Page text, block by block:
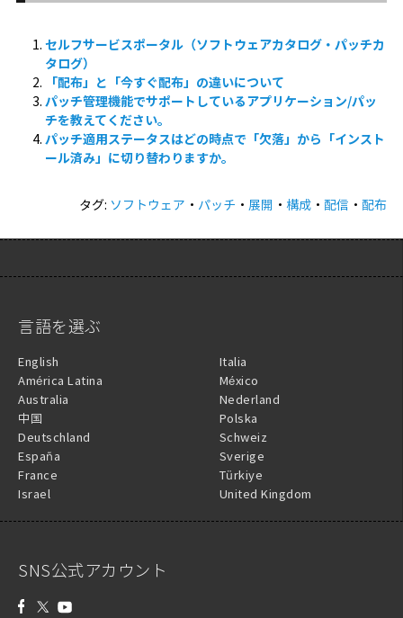
セルフサービスポータル（ソフトウェアカタログ・パッチカ
タログ）
「配布」と「今すぐ配布」の違いについて
パッチ管理機能でサポートしているアプリケーション/パッ
チを教えてください。
パッチ適用ステータスはどの時点で「欠落」から「インスト
ール済み」に切り替わりますか。
タグ: ソフトウェア ・ パッチ ・ 展開 ・構成 ・配信 ・配布
言語を選ぶ
English
América Latina
Australia
中国
Deutschland
España
France
Israel
Italia
México
Nederland
Polska
Schweiz
Sverige
Türkiye
United Kingdom
SNS公式アカウント